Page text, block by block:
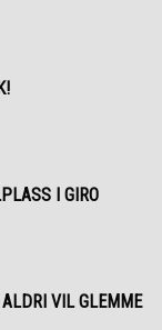
I GIRO
VIL GLEMME